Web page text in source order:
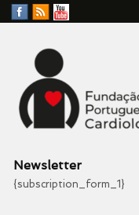
Facebook
RSS
YouTube
Newsletter
{subscription_form_1}